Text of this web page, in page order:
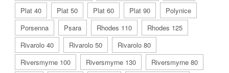
Plat 40
Plat 50 Plat 60 Plat 90
Polynice
Porsenna
Psara Rhodes 110
Rhodes 125
Rivarolo 40
Rivarolo 50
Rivarolo 80
Riversmyrne 100
Riversmyrne 130
Riversmyrne 80